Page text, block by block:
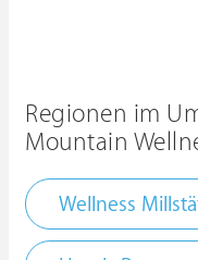
Regionen im
Mountain
Wellness